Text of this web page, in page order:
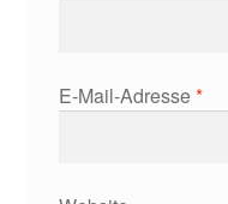
E-Mail-Adresse*